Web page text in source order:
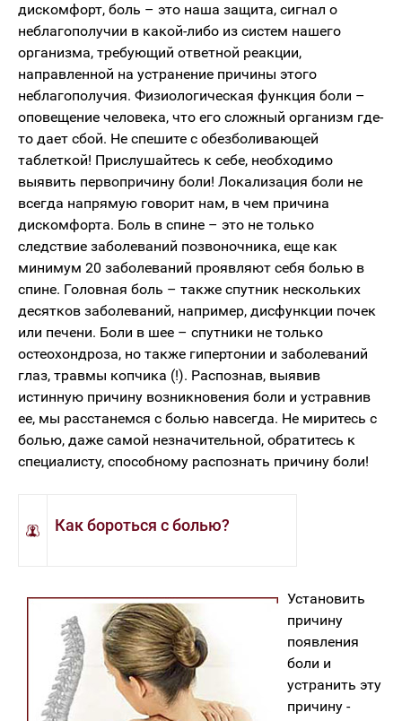
дискомфорт, боль – это наша защита, сигнал о
неблагополучии в какой-либо из систем нашего
организма, требующий ответной реакции,
направленной на устранение причины этого
неблагополучия. Физиологическая функция боли –
оповещение человека, что его сложный организм где-
то дает сбой. Не спешите с обезболивающей
таблеткой! Прислушайтесь к себе, необходимо
выявить первопричину боли! Локализация боли не
всегда напрямую говорит нам, в чем причина
дискомфорта. Боль в спине – это не только
следствие заболеваний позвоночника, еще как
минимум 20 заболеваний проявляют себя болью в
спине. Головная боль – также спутник нескольких
десятков заболеваний, например, дисфункции почек
или печени. Боли в шее – спутники не только
остеохондроза, но также гипертонии и заболеваний
глаз, травмы копчика (!). Распознав, выявив
истинную причину возникновения боли и устравнив
ее, мы расстанемся с болью навсегда. Не миритесь с
болью, даже самой незначительной, обратитесь к
специалисту, способному распознать причину боли!
Как бороться с болью?
Установить
причину
появления
боли и
устранить эту
причину -